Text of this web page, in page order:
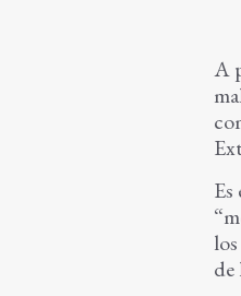
A
de